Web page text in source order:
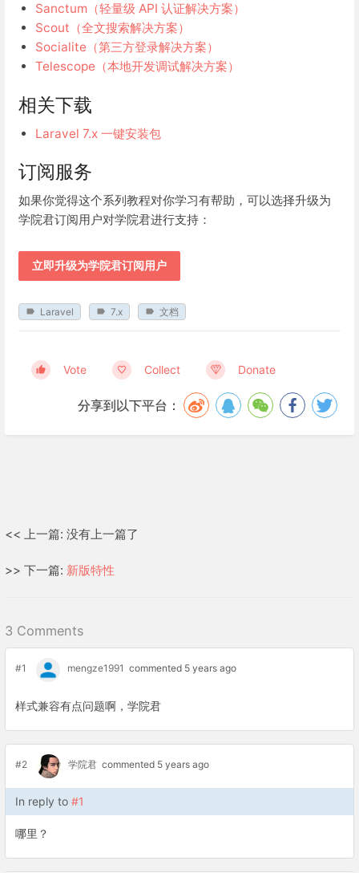
Sanctum（轻量级 API 认证解决方案）
Scout（全文搜索解决方案）
Socialite（第三方登录解决方案）
Telescope（本地开发调试解决方案）
相关下载
Laravel 7.x 一键安装包
订阅服务
如果你觉得这个系列教程对你学习有帮助，可以选择升级为
学院君订阅用户对学院君进行支持：
立即升级为学院君订阅用户
Laravel 7.x 文档
Vote Collect Donate
分享到以下平台：
<< 上一篇: 没有上一篇了
>> 下一篇: 新版特性
3 Comments
#1 mengze1991 commented 5 years ago
样式兼容有点问题啊，学院君
#2 学院君 commented 5 years ago
In reply to #1
哪里？